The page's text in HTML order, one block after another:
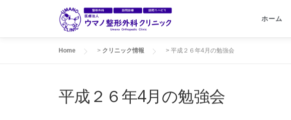
ホーム
Home > クリニック情報 > 平成２６年4月の勉強会
平成２６年4月の勉強会